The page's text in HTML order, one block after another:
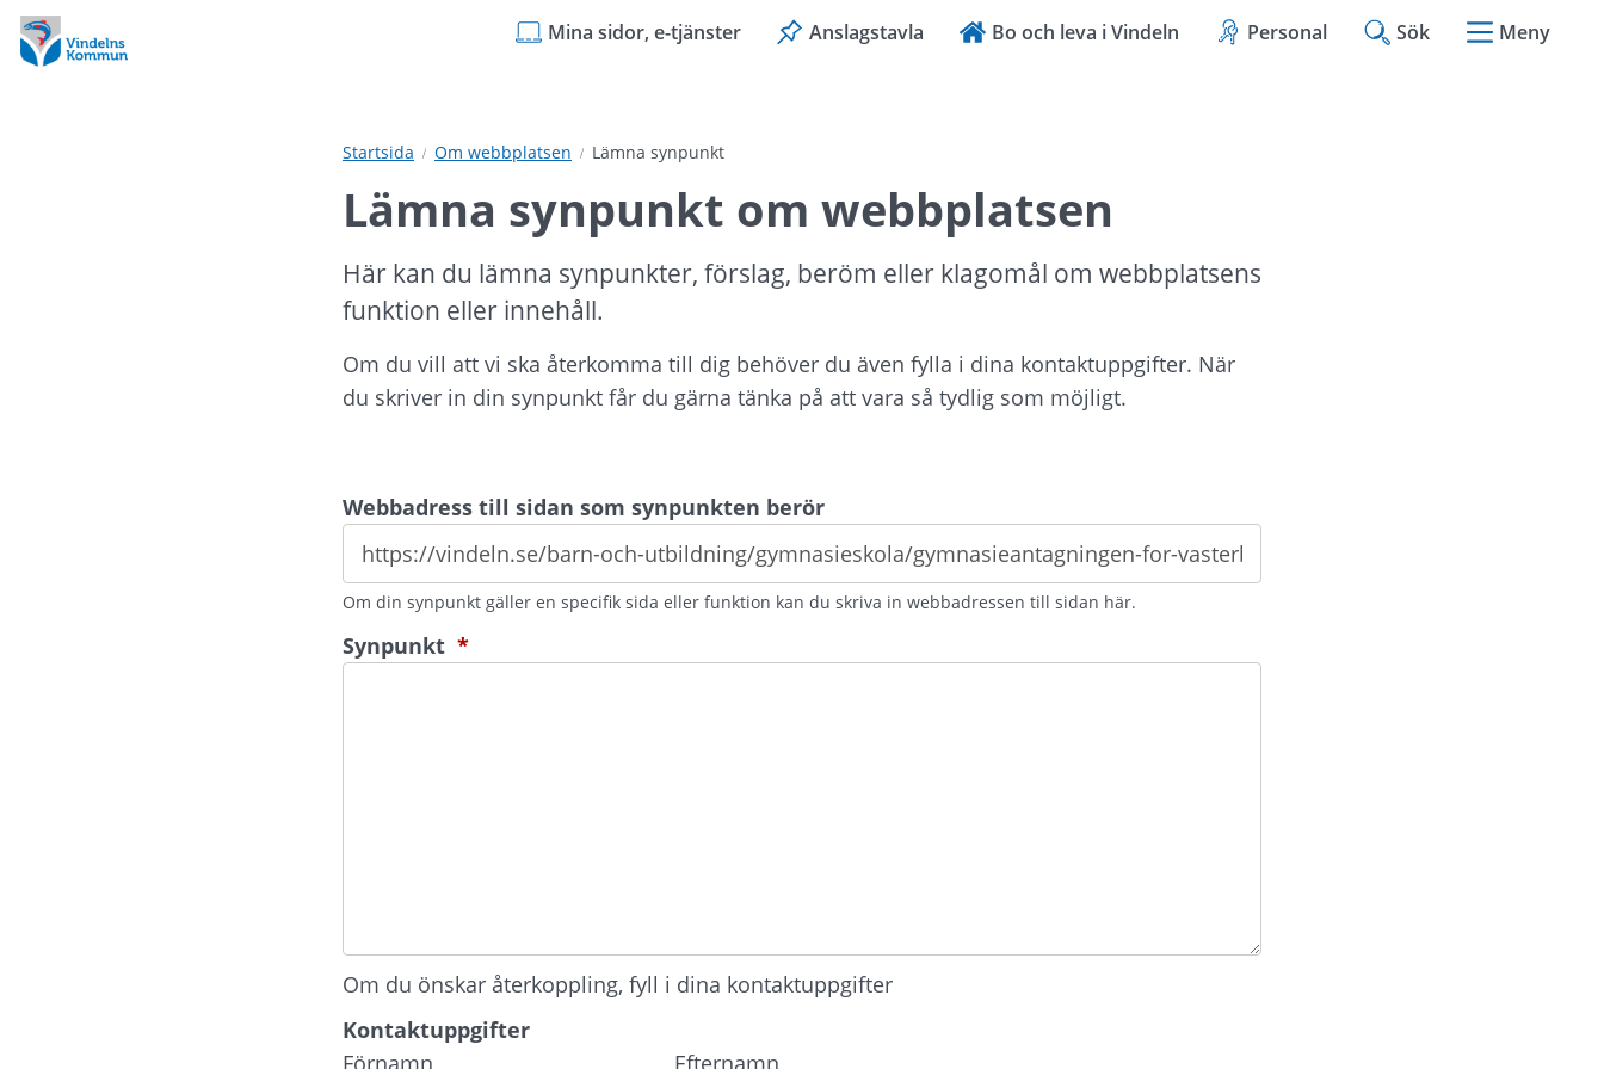
Hoppa
till
innehåll
Hoppa
till
undermeny
Mina sidor, e-tjänster Anslagstavla Bo och leva i Vindeln Personal Sök Meny
Startsida Om webbplatsen Lämna synpunkt
Lämna synpunkt om webbplatsen
Här kan du lämna synpunkter, förslag, beröm eller klagomål om webbplatsens
funktion eller innehåll.
Om du vill att vi ska återkomma till dig behöver du även fylla i dina kontaktuppgifter. När
du skriver in din synpunkt får du gärna tänka på att vara så tydlig som möjligt.
Webbadress till sidan som synpunkten berör
Om din synpunkt gäller en specifik sida eller funktion kan du skriva in webbadressen till sidan här.
Synpunkt *(obligatorisk)
Om du önskar återkoppling, fyll i dina kontaktuppgifter
Kontaktuppgifter
Kontaktuppgifter
Förnamn Efternamn